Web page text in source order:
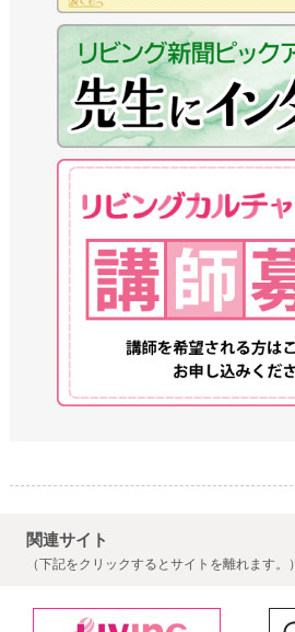
関連サイト
（下記をクリックするとサイトを離れます。）